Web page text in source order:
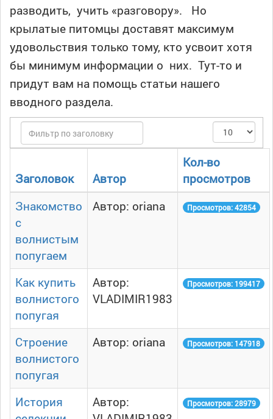
разводить, учить «разговору». Но
крылатые питомцы доставят максимум
удовольствия только тому, кто усвоит хотя
бы минимум информации о них. Тут-то и
придут вам на помощь статьи нашего
вводного раздела.
Заголовок Автор
Кол-во
просмотров
Знакомство
с
волнистым
попугаем
Автор: oriana Просмотров: 42854
Как купить
волнистого
попугая
Автор:
VLADIMIR1983
Просмотров: 199417
Строение
волнистого
попугая
Автор: oriana Просмотров: 147918
История
Автор:
Просмотров: 28979